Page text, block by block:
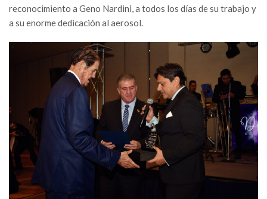
reconocimiento a Geno Nardini, a todos los días de su trabajo y
a su enorme dedicación al aerosol.